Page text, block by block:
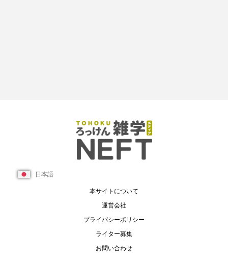
日本語
本サイトについて
運営会社
プライバシーポリシー
ライター募集
お問い合わせ